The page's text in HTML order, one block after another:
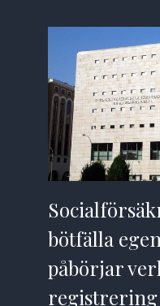
bötfälla
påbörjar
registrering